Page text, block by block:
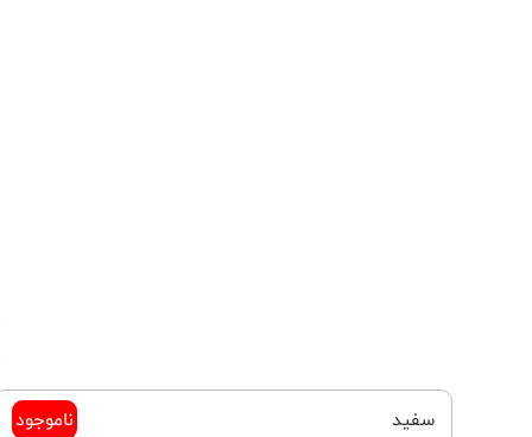
سفید ناموجود